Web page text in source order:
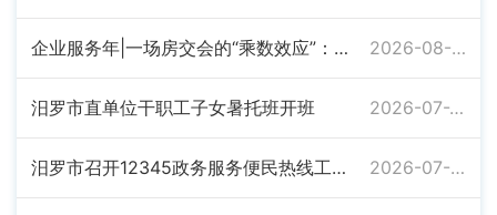
企业服务年|一场房交会的“乘数效应”：汨罗助企惠民新探索 2026-08-03
汨罗市直单位干职工子女暑托班开班 2026-07-20
汨罗市召开12345政务服务便民热线工作调度会 2026-07-07